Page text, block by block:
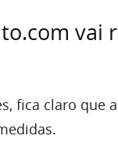
vai
fica claro que